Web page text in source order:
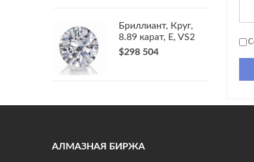
Бриллиант, Круг,
8.89 карат, E, VS2
$298 504
АЛМАЗНАЯ БИРЖА